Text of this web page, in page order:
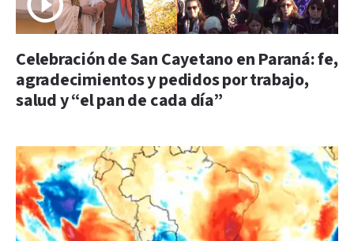
Celebración de San Cayetano en Paraná: fe,
agradecimientos y pedidos por trabajo,
salud y “el pan de cada día”